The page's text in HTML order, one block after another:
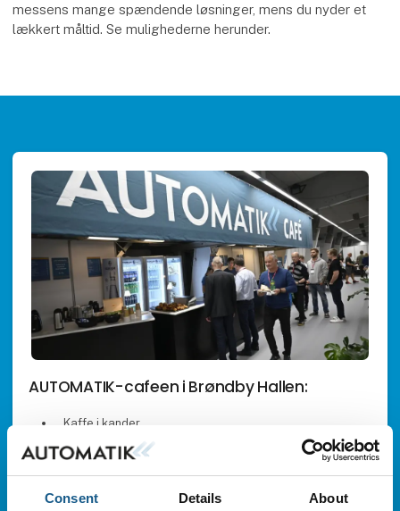
Consent Details About
messens mange spændende løsninger, mens du nyder et
lækkert måltid. Se mulighederne herunder.
AUTOMATIK-cafeen i Brøndby Hallen:
Kaffe i kander
Kop kaffe
Sodavand